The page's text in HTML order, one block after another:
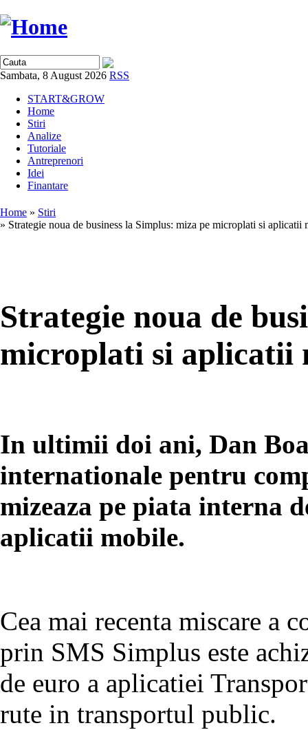
Sambata, 8 August 2026 RSS
START&GROW
Home
Stiri
Analize
Tutoriale
Antreprenori
Idei
Finantare
Home » Stiri
» Strategie noua de business la Simplus: miza pe microplati si aplicatii
Strategie noua de
microplati si aplicatii
In ultimii doi ani, Dan
internationale pentru
mizeaza pe piata interna
aplicatii mobile.
Cea mai recenta miscare a
prin SMS Simplus este
de euro a aplicatiei
rute in transportul public.